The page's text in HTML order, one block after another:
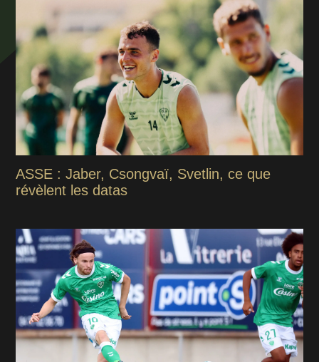
ASSE : Jaber, Csongvaï, Svetlin, ce que
révèlent les datas